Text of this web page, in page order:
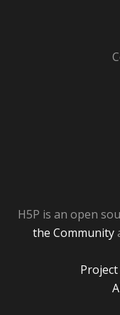
H5P is an open
the Community